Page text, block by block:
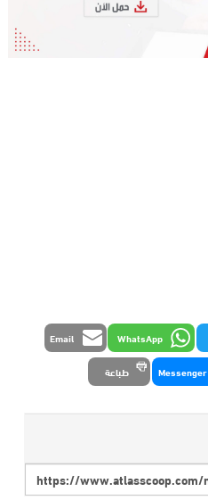
WhatsApp
Email
Messenger طباعة